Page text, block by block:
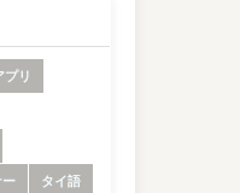
プリ
タイ語